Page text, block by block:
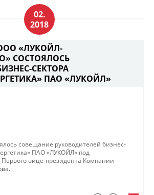
02.
2018
«ЛУКОЙЛ-
СОСТОЯЛОСЬ
СЕКТОРА
ПАО «ЛУКОЙЛ»
совещание руководителей бизнес-
ПАО «ЛУКОЙЛ» под
Первого вице-президента Компании